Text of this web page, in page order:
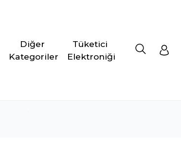
Diğer
Kategoriler
Tüketici
Elektroniği